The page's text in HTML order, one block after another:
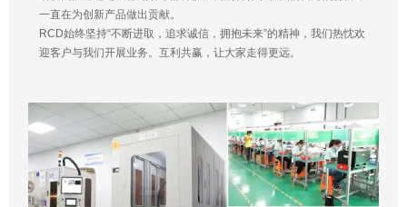
一直在为创新产品做出贡献。
RCD始终坚持“不断进取，追求诚信，拥抱未来”的精神，我们热忱欢
迎客户与我们开展业务。互利共赢，让大家走得更远。